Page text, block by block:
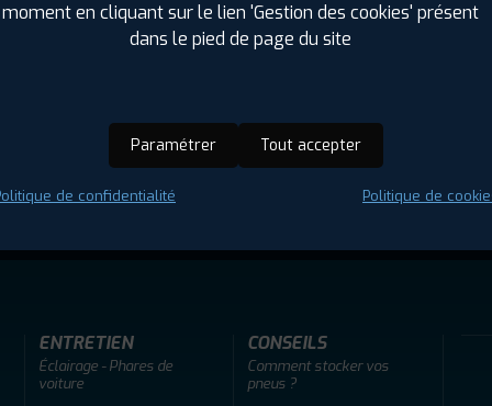
+ D'INFOS + D'INFOS
ENTRETIEN
Éclairage - Phares de
voiture
CONSEILS
Comment stocker vos
pneus ?
moment en cliquant sur le lien 'Gestion des cookies' présent
dans le pied de page du site
Paramétrer Tout accepter
de confidentialité Politique de